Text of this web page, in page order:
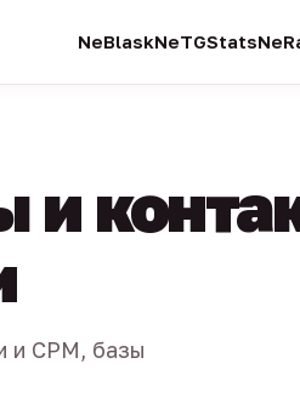
NeBlaskNeTGStats
и
и CPM, базы